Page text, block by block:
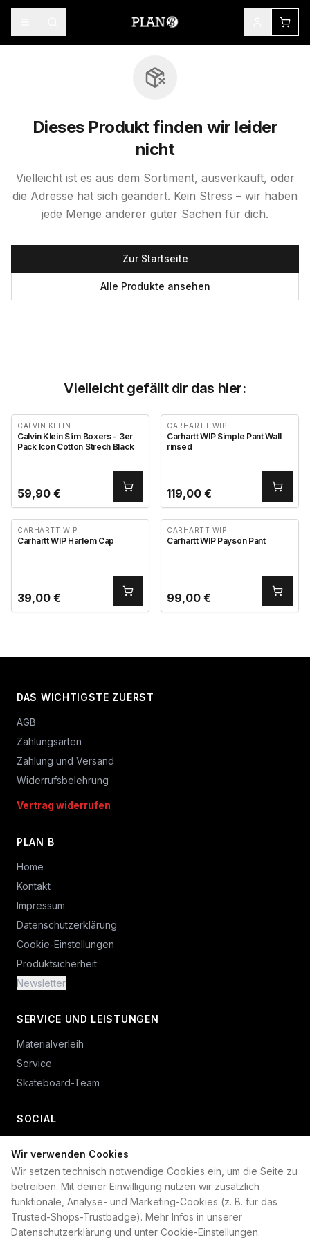
Wir verwenden Cookies
Wir setzen technisch notwendige Cookies ein, um die Seite zu
betreiben. Mit deiner Einwilligung nutzen wir zusätzlich
funktionale, Analyse- und Marketing-Cookies (z. B. für das
Trusted-Shops-Trustbadge). Mehr Infos in unserer
Datenschutzerklärung und unter Cookie-Einstellungen.
Dieses Produkt finden wir leider
nicht
Vielleicht ist es aus dem Sortiment, ausverkauft, oder
die Adresse hat sich geändert. Kein Stress – wir haben
jede Menge anderer guter Sachen für dich.
Zur Startseite
Alle Produkte ansehen
Vielleicht gefällt dir das hier:
CALVIN KLEIN
Calvin Klein Slim Boxers - 3er
Pack Icon Cotton Strech Black
59,90 €
CARHARTT WIP
Carhartt WIP Simple Pant Wall
rinsed
119,00 €
CARHARTT WIP
Carhartt WIP Harlem Cap
39,00 €
CARHARTT WIP
Carhartt WIP Payson Pant
99,00 €
DAS WICHTIGSTE ZUERST
AGB
Zahlungsarten
Zahlung und Versand
Widerrufsbelehrung
Vertrag widerrufen
PLAN B
Home
Kontakt
Impressum
Datenschutzerklärung
Cookie-Einstellungen
Produktsicherheit
Newsletter
SERVICE UND LEISTUNGEN
Materialverleih
Service
Skateboard-Team
SOCIAL
+49 234 687 00 38
shop@plan-b-funsport.de
Sichere Zahlung mit: